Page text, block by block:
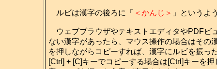
ルビは漢字の後ろに「 ＜かんじ＞ 」というよ
ウェブブラウザやテキストエディタやPDFビ
ない漢字があったら、マウス操作の場合はその
を押しながらコピーすれば、漢字にルビを振っ
[Ctrl] + [C]キーでコピーする場合は[Ctrl]キーを